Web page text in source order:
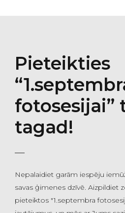
Pieteikties
fotosesijai”
tagad!
Nepalaidiet garām iespēju
savas ģimenes dzīvē. Aizpildiet
pieteiktos "1.septembra